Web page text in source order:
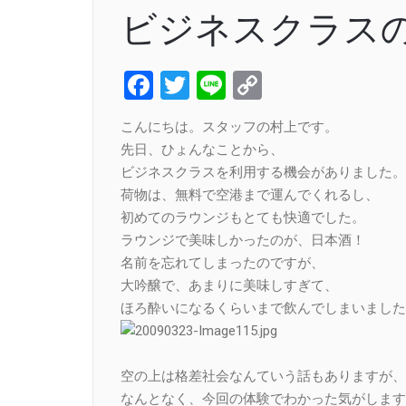
ビジネスクラス
Facebook
Twitter
Line
Link
こんにちは。スタッフの村上です。
先日、ひょんなことから、
ビジネスクラスを利用する機会がありました。
荷物は、無料で空港まで運んでくれるし、
初めてのラウンジもとても快適でした。
ラウンジで美味しかったのが、日本酒！
名前を忘れてしまったのですが、
大吟醸で、あまりに美味しすぎて、
ほろ酔いになるくらいまで飲んでしまいました
空の上は格差社会なんていう話もありますが、
なんとなく、今回の体験でわかった気がします